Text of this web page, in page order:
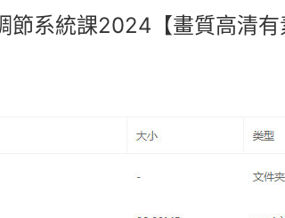
系統課2024【畫質高清有